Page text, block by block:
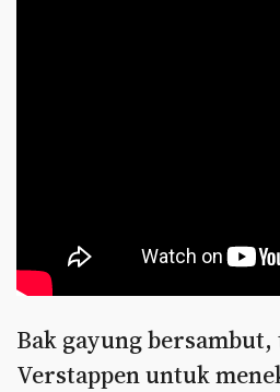
Bak gayung bersambut,
Verstappen untuk